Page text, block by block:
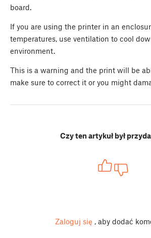
board.
If you are using the printer in an
temperatures, use ventilation to cool
environment.
This is a warning and the print will be
make sure to correct it or you might
Czy ten artykuł był
Zaloguj się , aby dodać